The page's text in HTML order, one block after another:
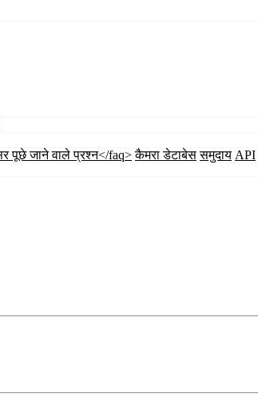
पूछे जाने वाले प्रश्न</faq> कैमरा डेटाबेस समुदाय API